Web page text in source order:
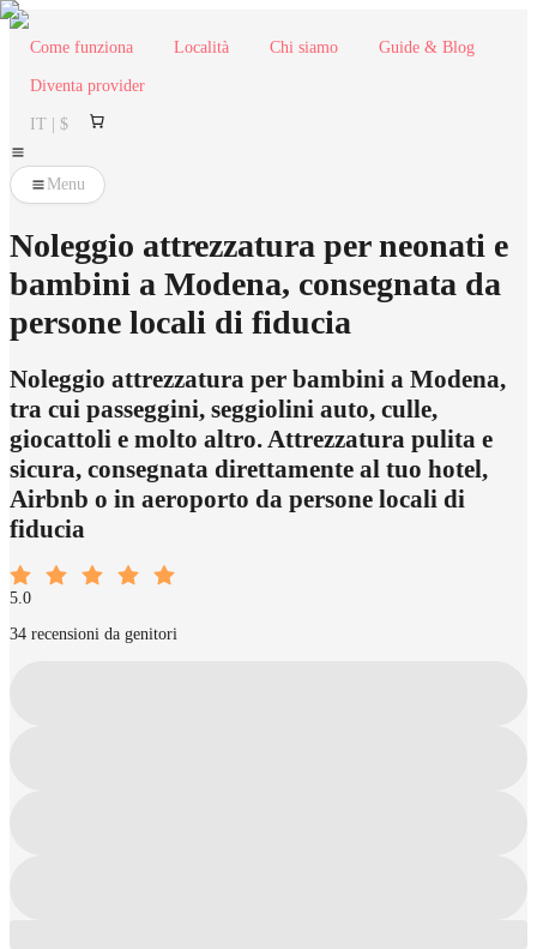
Come funziona Località Chi siamo Guide & Blog
Diventa provider
IT | $
Menu
Noleggio attrezzatura per neonati e
bambini a Modena, consegnata da
persone locali di fiducia
Noleggio attrezzatura per bambini a Modena,
tra cui passeggini, seggiolini auto, culle,
giocattoli e molto altro. Attrezzatura pulita e
sicura, consegnata direttamente al tuo hotel,
Airbnb o in aeroporto da persone locali di
fiducia
5.0
34 recensioni da genitori